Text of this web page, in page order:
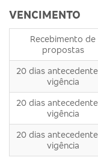
VENCIMENTO
Recebimento de
propostas
20 dias
vigência
20 dias
vigência
20 dias
vigência